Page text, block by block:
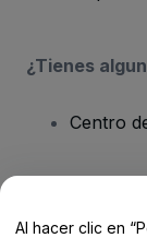
¿Tienes
Centro
Al hacer clic en